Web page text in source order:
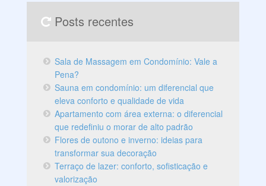
Posts recentes
Sala de Massagem em Condomínio: Vale a
Pena?
Sauna em condomínio: um diferencial que
eleva conforto e qualidade de vida
Apartamento com área externa: o diferencial
que redefiniu o morar de alto padrão
Flores de outono e inverno: ideias para
transformar sua decoração
Terraço de lazer: conforto, sofisticação e
valorização